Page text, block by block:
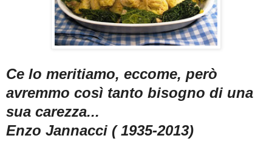
Ce lo meritiamo, eccome, però
avremmo così tanto bisogno di una
sua carezza...
Enzo Jannacci ( 1935-2013)